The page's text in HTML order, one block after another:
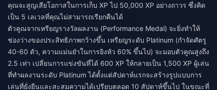
คุณจะสูญเสียโอกาสในการเก็บ XP ไป 50,000 XP อย่างถาวร ซึ่งคิด
เป็น 5 เลเวลที่คุณไม่สามารถเรียกคืนได้
ตัวคูณจากเหรียญรางวัลผลงาน (Performance Medal) จะยิ่งทำให้
ช่องว่างของประสิทธิภาพกว้างขึ้น เหรียญระดับ Platinum (กำจัดศัตรู
40-60 ตัว, ความแม่นยำในการยิงหัว 60% ขึ้นไป) จะมอบตัวคูณสูงถึง
2.5 เท่า เปลี่ยนการแข่งขันที่ได้ 600 XP ให้กลายเป็น 1,500 XP ผู้เล่น
ที่ทำผลงานระดับ Platinum ได้ตั้งแต่สัปดาห์แรกจะสร้างรูปแบบการ
เล่นที่ยั่งยืนและสะสมความได้เปรียบตลอด 10 สัปดาห์ขึ้นไป ในขณะที่